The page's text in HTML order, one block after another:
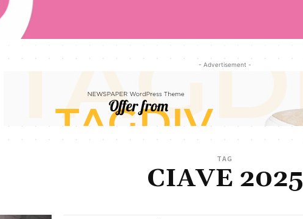
- Advertisement -
TAG
CIAVE 2025